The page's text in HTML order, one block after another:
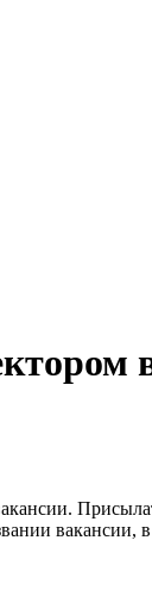
вакансии,